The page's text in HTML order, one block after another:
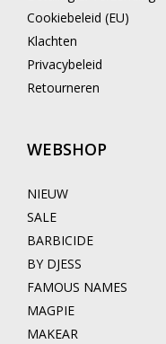
Cookiebeleid (EU)
Klachten
Privacybeleid
Retourneren
WEBSHOP
NIEUW
SALE
BARBICIDE
BY DJESS
FAMOUS NAMES
MAGPIE
MAKEAR